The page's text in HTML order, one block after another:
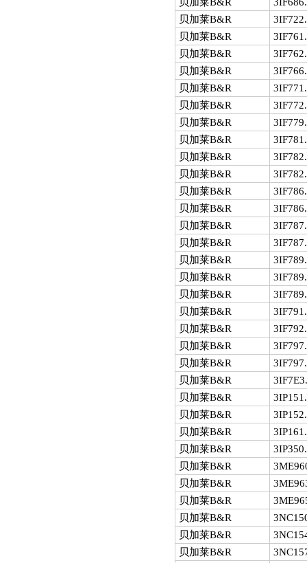
贝加莱B&R
贝加莱B&R
贝加莱B&R
贝加莱B&R
贝加莱B&R
贝加莱B&R
贝加莱B&R
贝加莱B&R
贝加莱B&R
贝加莱B&R
贝加莱B&R
贝加莱B&R
贝加莱B&R
贝加莱B&R
贝加莱B&R
贝加莱B&R
贝加莱B&R
贝加莱B&R
贝加莱B&R
贝加莱B&R
贝加莱B&R
贝加莱B&R
贝加莱B&R
贝加莱B&R
贝加莱B&R
贝加莱B&R
贝加莱B&R
贝加莱B&R
贝加莱B&R
贝加莱B&R
贝加莱B&R
贝加莱B&R